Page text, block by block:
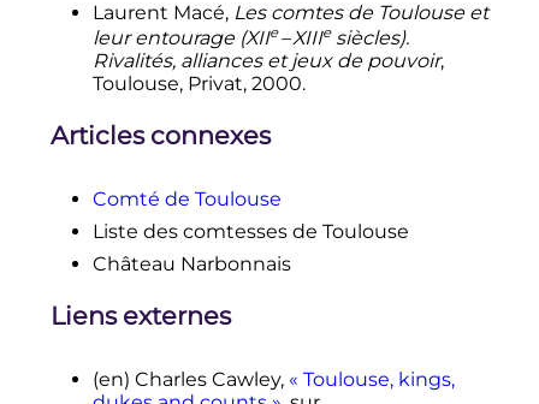
Laurent Macé, Les comtes de Toulouse et
leur entourage (XIIe–XIIIe siècles).
Rivalités, alliances et jeux de pouvoir,
Toulouse, Privat, 2000.
Articles connexes
Comté de Toulouse
Liste des comtesses de Toulouse
Château Narbonnais
Liens externes
(en) Charles Cawley, « Toulouse, kings,